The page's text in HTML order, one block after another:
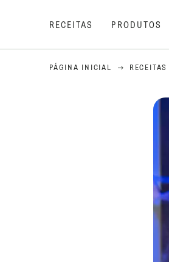
RECEITAS PRODUTOS
PÁGINA INICIAL RECEITAS